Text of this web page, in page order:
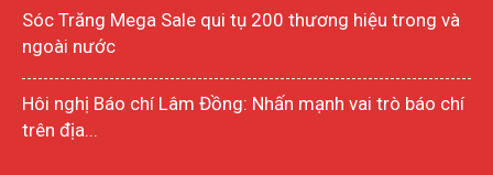
Sóc Trăng Mega Sale qui tụ 200 thương hiệu trong và
ngoài nước
Hôi nghị Báo chí Lâm Đồng: Nhấn mạnh vai trò báo chí
trên địa...